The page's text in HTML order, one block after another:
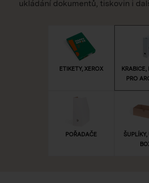
ukládání dokumentů, tiskovin i
ETIKETY, XEROX
KRABICE,
PRO
POŘADAČE